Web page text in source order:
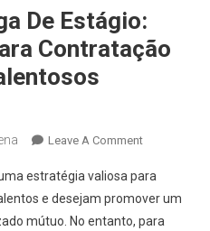
De Estágio:
Contratação
Leave A CommentOn
De
Vaga
De
estratégia valiosa para
e desejam promover um
mútuo. No entanto, para